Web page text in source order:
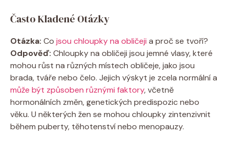
Často Kladené Otázky
Otázka: Co jsou chloupky na obličeji a proč se tvoří?
Odpověď: Chloupky na obličeji jsou jemné vlasy, které
mohou růst na různých místech obličeje, jako jsou
brada, tváře nebo čelo. Jejich výskyt je zcela normální a
může být způsoben různými faktory, včetně
hormonálních změn, genetických predispozic nebo
věku. U některých žen se mohou chloupky zintenzivnit
během puberty, těhotenství nebo menopauzy.